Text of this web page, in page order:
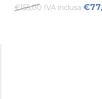
€155,00 IVA inclusa